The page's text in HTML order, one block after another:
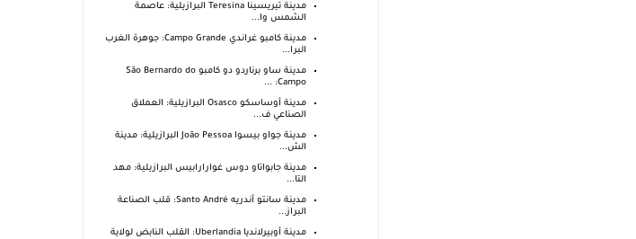
مدينة تيريسينا Teresina البرازيلية: عاصمة
الشمس وا...
مدينة كامبو غراندي Campo Grande: جوهرة الغرب
البرا...
مدينة ساو برناردو دو كامبو São Bernardo do
Campo: ...
مدينة أوساسكو Osasco البرازيلية: العملاق
الصناعي ف...
مدينة جواو بيسوا João Pessoa البرازيلية: مدينة
الش...
مدينة جابواتاو دوس غوارارابيس البرازيلية: مهد
التا...
مدينة سانتو أندريه Santo André: قلب الصناعة
البراز...
مدينة أوبيرلانديا Uberlandia: القلب النابض لولاية